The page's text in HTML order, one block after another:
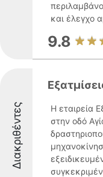
και έλεγχο
9.8
Διακριθέντες
Η εταιρεία
στην οδό